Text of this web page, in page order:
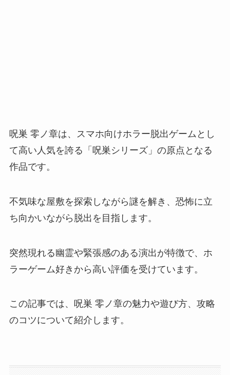
呪巣 零ノ章は、スマホ向けホラー脱出ゲームとし
て高い人気を誇る「呪巣シリーズ」の原点となる
作品です。
不気味な屋敷を探索しながら謎を解き、恐怖に立
ち向かいながら脱出を目指します。
突然現れる幽霊や緊張感のある演出が特徴で、ホ
ラーゲーム好きから高い評価を受けています。
この記事では、呪巣 零ノ章の魅力や遊び方、攻略
のコツについて紹介します。